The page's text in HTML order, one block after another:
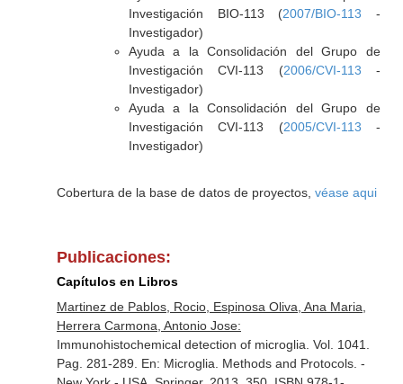
Investigación BIO-113 (2007/BIO-113 -
Investigador)
Ayuda a la Consolidación del Grupo de
Investigación CVI-113 (2006/CVI-113 -
Investigador)
Ayuda a la Consolidación del Grupo de
Investigación CVI-113 (2005/CVI-113 -
Investigador)
Cobertura de la base de datos de proyectos, véase aqui
Publicaciones:
Capítulos en Libros
Martinez de Pablos, Rocio, Espinosa Oliva, Ana Maria,
Herrera Carmona, Antonio Jose:
Immunohistochemical detection of microglia. Vol. 1041.
Pag. 281-289. En: Microglia. Methods and Protocols. -